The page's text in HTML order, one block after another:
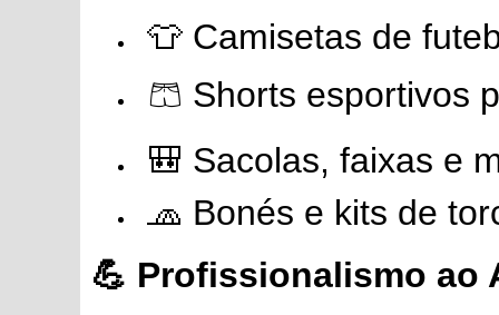
👕 Camisetas de
🩳 Shorts esportivos
🎒 Sacolas, faixas e
🧢 Bonés e kits de
💪 Profissionalismo ao